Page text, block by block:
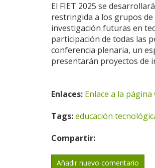
El FIET 2025 se
restringida a los grupos
investigación futuras en
participación de todas las
conferencia plenaria, un
presentarán proyectos de
Enlaces: Enlace a la página
Tags:educación
Compartir:
Añadir nuevo comentario